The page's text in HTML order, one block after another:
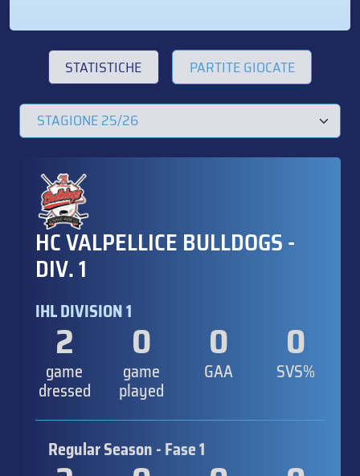
STATISTICHE PARTITE GIOCATE
HC VALPELLICE BULLDOGS -
DIV. 1
IHL DIVISION 1
2
game
dressed
0
game
played
0
GAA
0
SVS%
Regular Season - Fase 1